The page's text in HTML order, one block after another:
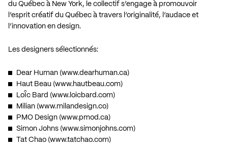
du Québec à New York, le collectif s’engage à promouvoir
l’esprit créatif du Québec à travers l’originalité, l’audace et
l’innovation en design.
Les designers sélectionnés:
Dear Human (www.dearhuman.ca)
Haut Beau (www.hautbeau.com)
LoÎc Bard (www.loicbard.com)
Milian (www.milandesign.co)
PMO Design (www.pmod.ca)
Simon Johns (www.simonjohns.com)
Tat Chao (www.tatchao.com)